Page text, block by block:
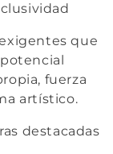
que
fuerza
artístico.
destacadas